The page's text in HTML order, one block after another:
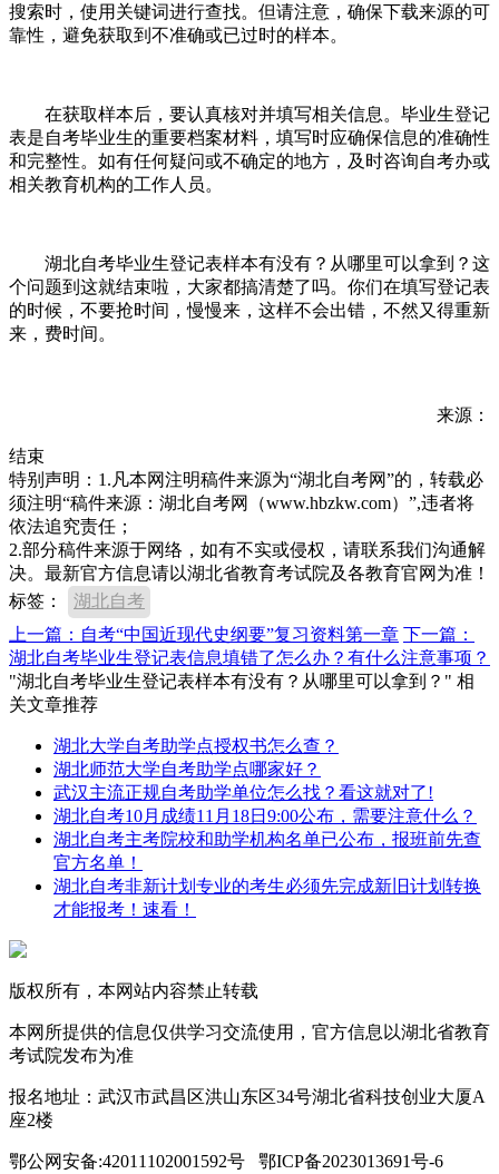
搜索时，使用关键词进行查找。但请注意，确保下载来源的可
靠性，避免获取到不准确或已过时的样本。
在获取样本后，要认真核对并填写相关信息。毕业生登记
表是自考毕业生的重要档案材料，填写时应确保信息的准确性
和完整性。如有任何疑问或不确定的地方，及时咨询自考办或
相关教育机构的工作人员。
湖北自考毕业生登记表样本有没有？从哪里可以拿到？这
个问题到这就结束啦，大家都搞清楚了吗。你们在填写登记表
的时候，不要抢时间，慢慢来，这样不会出错，不然又得重新
来，费时间。
来源：
结束
特别声明：1.凡本网注明稿件来源为“湖北自考网”的，转载必
须注明“稿件来源：湖北自考网（www.hbzkw.com）”,违者将
依法追究责任；
2.部分稿件来源于网络，如有不实或侵权，请联系我们沟通解
决。最新官方信息请以湖北省教育考试院及各教育官网为准！
标签：
湖北自考
上一篇：自考“中国近现代史纲要”复习资料第一章 下一篇：
湖北自考毕业生登记表信息填错了怎么办？有什么注意事项？
"湖北自考毕业生登记表样本有没有？从哪里可以拿到？" 相
关文章推荐
湖北大学自考助学点授权书怎么查？
湖北师范大学自考助学点哪家好？
武汉主流正规自考助学单位怎么找？看这就对了!
湖北自考10月成绩11月18日9:00公布，需要注意什么？
湖北自考主考院校和助学机构名单已公布，报班前先查
官方名单！
湖北自考非新计划专业的考生必须先完成新旧计划转换
才能报考！速看！
版权所有，本网站内容禁止转载
本网所提供的信息仅供学习交流使用，官方信息以湖北省教育
考试院发布为准
报名地址：武汉市武昌区洪山东区34号湖北省科技创业大厦A
座2楼
鄂公网安备:42011102001592号 鄂ICP备2023013691号-6